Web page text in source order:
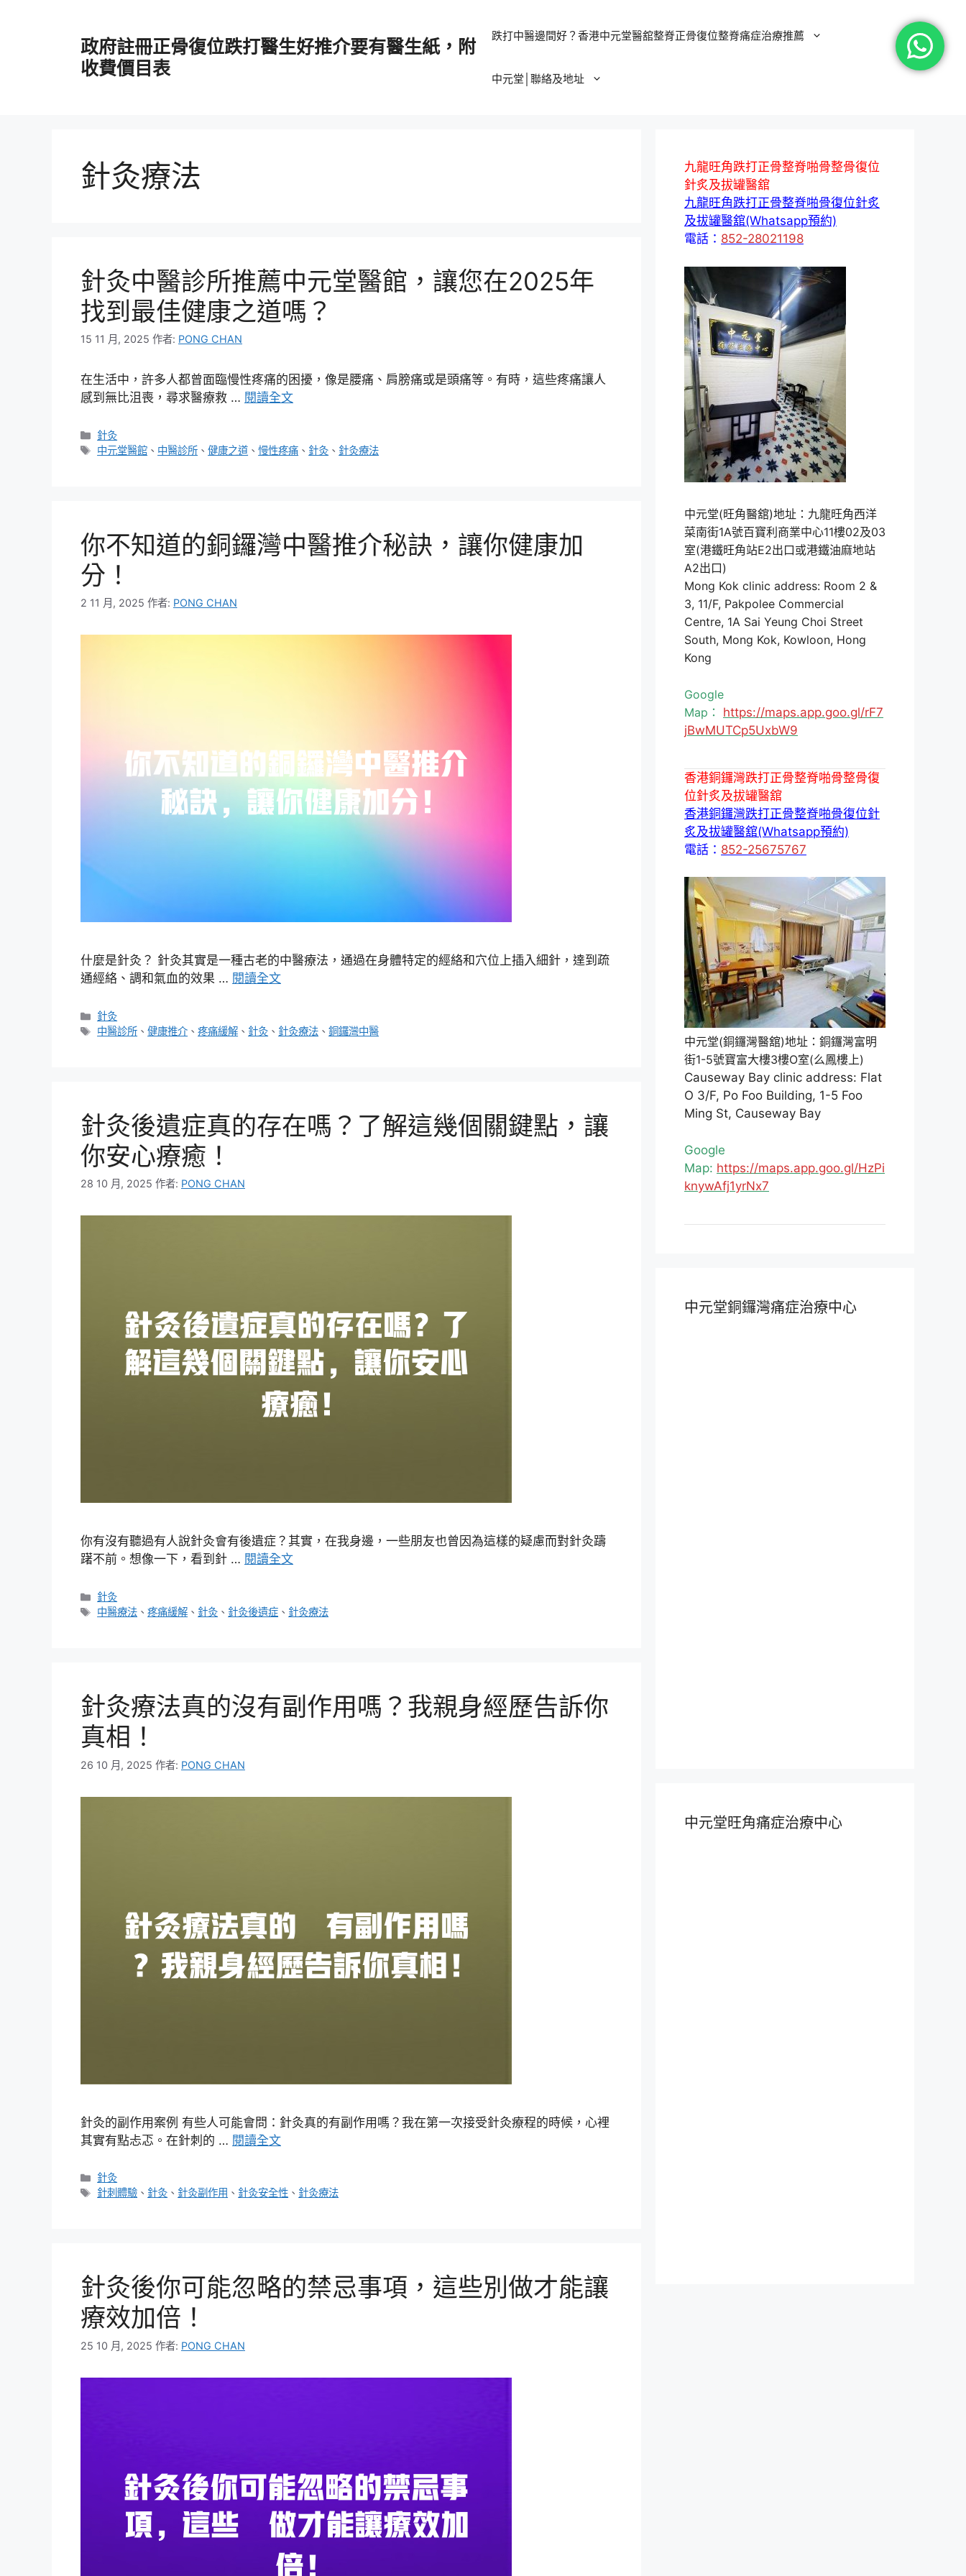
政府註冊正骨復位跌打醫生好推介要有醫生紙，附
收費價目表
跌打中醫邊間好？香港中元堂醫舘整脊正骨復位整脊痛症治療推薦
中元堂│聯絡及地址
針灸療法
針灸中醫診所推薦中元堂醫館，讓您在2025年
找到最佳健康之道嗎？
15 11 月, 2025 作者: PONG CHAN
在生活中，許多人都曾面臨慢性疼痛的困擾，像是腰痛、肩膀痛或是頭痛等。有時，這些疼痛讓人
感到無比沮喪，尋求醫療救 … 閱讀全文
分
類
針灸
標
中元堂醫館 、 中醫診所 、健康之道 、慢性疼痛 、 針灸 、 針灸療法
你不知道的銅鑼灣中醫推介秘訣，讓你健康加
分！
2 11 月, 2025 作者: PONG CHAN
什麼是針灸？ 針灸其實是一種古老的中醫療法，通過在身體特定的經絡和穴位上插入細針，達到疏
通經絡、調和氣血的效果 … 閱讀全文
分
類
針灸
標
中醫診所 、健康推介 、疼痛緩解 、 針灸 、 針灸療法 、銅鑼灣中醫
針灸後遺症真的存在嗎？了解這幾個關鍵點，讓
你安心療癒！
28 10 月, 2025 作者: PONG CHAN
你有沒有聽過有人說針灸會有後遺症？其實，在我身邊，一些朋友也曾因為這樣的疑慮而對針灸躊
躇不前。想像一下，看到針 … 閱讀全文
分
類
針灸
標
中醫療法 、疼痛緩解 、 針灸 、 針灸後遺症 、 針灸療法
針灸療法真的沒有副作用嗎？我親身經歷告訴你
真相！
26 10 月, 2025 作者: PONG CHAN
針灸的副作用案例 有些人可能會問：針灸真的有副作用嗎？我在第一次接受針灸療程的時候，心裡
其實有點忐忑。在針刺的 … 閱讀全文
分
類
針灸
標
針刺體驗 、 針灸 、 針灸副作用 、 針灸安全性 、 針灸療法
針灸後你可能忽略的禁忌事項，這些別做才能讓
療效加倍！
25 10 月, 2025 作者: PONG CHAN
九龍旺角跌打正骨整脊啪骨整骨復位
針炙及拔罐醫舘
九龍旺角跌打正骨整脊啪骨復位針炙
及拔罐醫舘(Whatsapp預約)
電話： 852-28021198
中元堂(旺角醫舘)地址：九龍旺角西洋
菜南街1A號百寶利商業中心11樓02及03
室(港鐵旺角站E2出口或港鐵油麻地站
A2出口)
Mong Kok clinic address: Room 2 &
3, 11/F, Pakpolee Commercial
Centre, 1A Sai Yeung Choi Street
South, Mong Kok, Kowloon, Hong
Kong
Google
Map： https://maps.app.goo.gl/rF7
jBwMUTCp5UxbW9
香港銅鑼灣跌打正骨整脊啪骨整骨復
位針炙及拔罐醫舘
香港銅鑼灣跌打正骨整脊啪骨復位針
炙及拔罐醫舘(Whatsapp預約)
電話： 852-25675767
中元堂(銅鑼灣醫舘)地址：銅鑼灣富明
街1-5號寶富大樓3樓O室(么鳳樓上)
Causeway Bay clinic address: Flat
O 3/F, Po Foo Building, 1-5 Foo
Ming St, Causeway Bay
Google
Map: https://maps.app.goo.gl/HzPi
knywAfj1yrNx7
中元堂銅鑼灣痛症治療中心
中元堂旺角痛症治療中心